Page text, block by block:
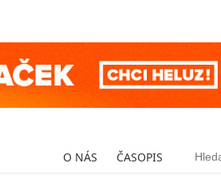
O NÁS ČASOPIS